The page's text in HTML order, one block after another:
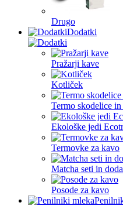
Drugo
Dodatki
Pražarji kave
Kotliček
Termo skodelice
Ekološke jedi
Termovke za kavo
Matcha seti in
Posode za kavo